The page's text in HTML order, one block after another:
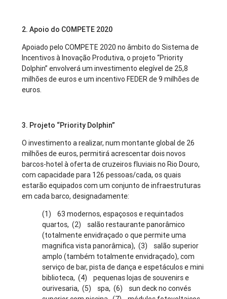
2. Apoio do COMPETE 2020
Apoiado pelo COMPETE 2020 no âmbito do Sistema de
Incentivos à Inovação Produtiva, o projeto “Priority
Dolphin” envolverá um investimento elegível de 25,8
milhões de euros e um incentivo FEDER de 9 milhões de
euros.
3. Projeto “Priority Dolphin”
O investimento a realizar, num montante global de 26
milhões de euros, permitirá acrescentar dois novos
barcos-hotel à oferta de cruzeiros fluviais no Rio Douro,
com capacidade para 126 pessoas/cada, os quais
estarão equipados com um conjunto de infraestruturas
em cada barco, designadamente:
(1) 63 modernos, espaçosos e requintados
quartos, (2) salão restaurante panorâmico
(totalmente envidraçado o que permite uma
magnifica vista panorâmica), (3) salão superior
amplo (também totalmente envidraçado), com
serviço de bar, pista de dança e espetáculos e mini
biblioteca, (4) pequenas lojas de souvenirs e
ourivesaria, (5) spa, (6) sun deck no convés